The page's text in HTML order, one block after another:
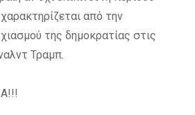
από την
της δημοκρατίας στις
Τραμπ.